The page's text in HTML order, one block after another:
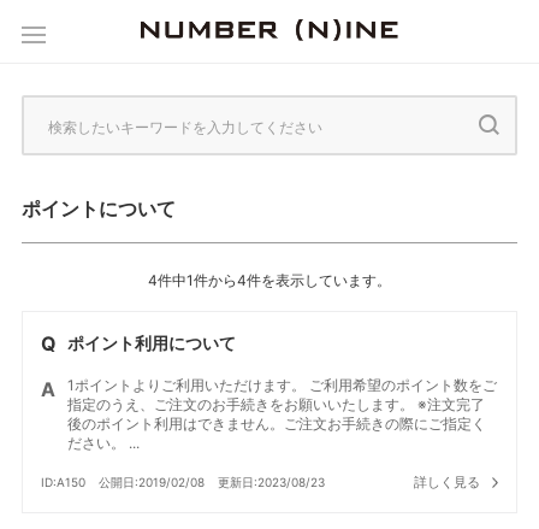
ポイントについて
4件中1件から4件を表示しています。
ポイント利用について
1ポイントよりご利用いただけます。 ご利用希望のポイント数をご
指定のうえ、ご注文のお手続きをお願いいたします。 ※注文完了
後のポイント利用はできません。ご注文お手続きの際にご指定く
ださい。 ...
ID:A150 公開日:2019/02/08 更新日:2023/08/23 詳しく見る